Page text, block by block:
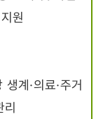
원
계·의료·주거
리